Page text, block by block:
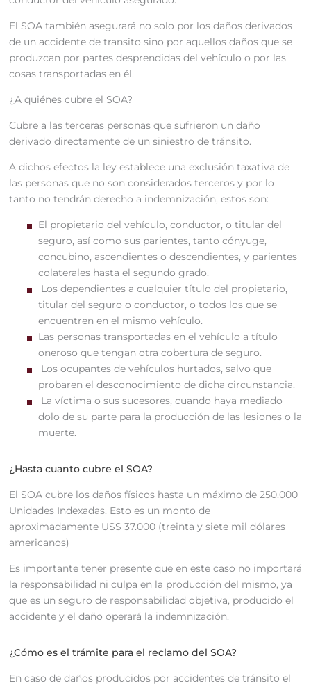
El SOA también asegurará no solo por los daños derivados
de un accidente de transito sino por aquellos daños que se
produzcan por partes desprendidas del vehículo o por las
cosas transportadas en él.
¿A quiénes cubre el SOA?
Cubre a las terceras personas que sufrieron un daño
derivado directamente de un siniestro de tránsito.
A dichos efectos la ley establece una exclusión taxativa de
las personas que no son considerados terceros y por lo
tanto no tendrán derecho a indemnización, estos son:
El propietario del vehículo, conductor, o titular del
seguro, así como sus parientes, tanto cónyuge,
concubino, ascendientes o descendientes, y parientes
colaterales hasta el segundo grado.
Los dependientes a cualquier título del propietario,
titular del seguro o conductor, o todos los que se
encuentren en el mismo vehículo.
Las personas transportadas en el vehículo a título
oneroso que tengan otra cobertura de seguro.
Los ocupantes de vehículos hurtados, salvo que
probaren el desconocimiento de dicha circunstancia.
La víctima o sus sucesores, cuando haya mediado
dolo de su parte para la producción de las lesiones o la
muerte.
¿Hasta cuanto cubre el SOA?
El SOA cubre los daños físicos hasta un máximo de 250.000
Unidades Indexadas. Esto es un monto de
aproximadamente U$S 37.000 (treinta y siete mil dólares
americanos)
Es importante tener presente que en este caso no importará
la responsabilidad ni culpa en la producción del mismo, ya
que es un seguro de responsabilidad objetiva, producido el
accidente y el daño operará la indemnización.
¿Cómo es el trámite para el reclamo del SOA?
En caso de daños producidos por accidentes de tránsito el